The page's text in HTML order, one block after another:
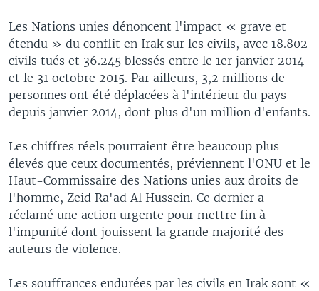
Les Nations unies dénoncent l'impact « grave et
étendu » du conflit en Irak sur les civils, avec 18.802
civils tués et 36.245 blessés entre le 1er janvier 2014
et le 31 octobre 2015. Par ailleurs, 3,2 millions de
personnes ont été déplacées à l'intérieur du pays
depuis janvier 2014, dont plus d'un million d'enfants.
Les chiffres réels pourraient être beaucoup plus
élevés que ceux documentés, préviennent l'ONU et le
Haut-Commissaire des Nations unies aux droits de
l'homme, Zeid Ra'ad Al Hussein. Ce dernier a
réclamé une action urgente pour mettre fin à
l'impunité dont jouissent la grande majorité des
auteurs de violence.
Les souffrances endurées par les civils en Irak sont «